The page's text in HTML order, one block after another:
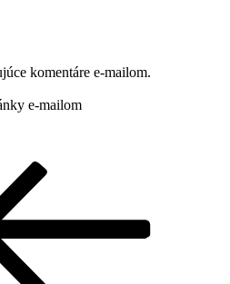
komentáre e-mailom.
e-mailom